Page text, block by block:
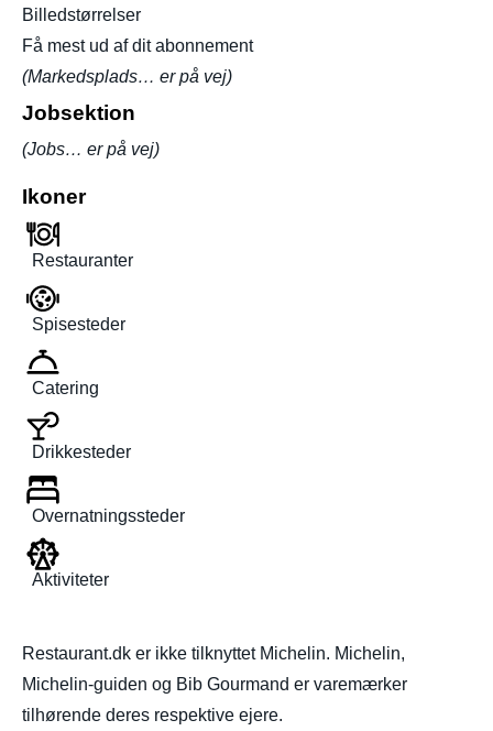
Billedstørrelser
Få mest ud af dit abonnement
(Markedsplads… er på vej)
Jobsektion
(Jobs… er på vej)
Ikoner
Restauranter
Spisesteder
Catering
Drikkesteder
Overnatningssteder
Aktiviteter
Restaurant.dk er ikke tilknyttet Michelin. Michelin,
Michelin-guiden og Bib Gourmand er varemærker
tilhørende deres respektive ejere.